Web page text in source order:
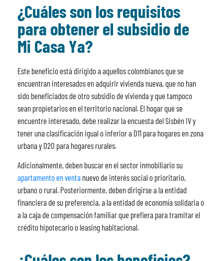
¿Cuáles son los requisitos
para obtener el subsidio de
Mi Casa Ya?
Este beneficio está dirigido a aquellos colombianos que se
encuentran interesados en adquirir vivienda nueva, que no han
sido beneficiados de otro subsidio de vivienda y que tampoco
sean propietarios en el territorio nacional. El hogar que se
encuentre interesado, debe realizar la encuesta del Sisbén IV y
tener una clasificación igual o inferior a D11 para hogares en zona
urbana y D20 para hogares rurales.
Adicionalmente, deben buscar en el sector inmobiliario su
apartamento en venta nuevo de interés social o prioritario,
urbano o rural. Posteriormente, deben dirigirse a la entidad
financiera de su preferencia, a la entidad de economía solidaria o
a la caja de compensación familiar que prefiera para tramitar el
crédito hipotecario o leasing habitacional.